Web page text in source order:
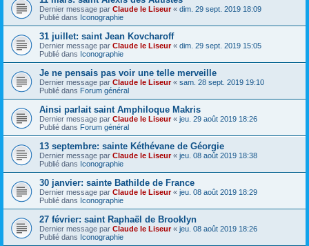
Dernier message par Claude le Liseur« dim. 29 sept. 2019 18:09
Publié dans Iconographie
31 juillet: saint Jean Kovcharoff
Dernier message par Claude le Liseur« dim. 29 sept. 2019 15:05
Publié dans Iconographie
Je ne pensais pas voir une telle merveille
Dernier message par Claude le Liseur« sam. 28 sept. 2019 19:10
Publié dans Forum général
Ainsi parlait saint Amphiloque Makris
Dernier message par Claude le Liseur« jeu. 29 août 2019 18:26
Publié dans Forum général
13 septembre: sainte Kéthévane de Géorgie
Dernier message par Claude le Liseur« jeu. 08 août 2019 18:38
Publié dans Iconographie
30 janvier: sainte Bathilde de France
Dernier message par Claude le Liseur« jeu. 08 août 2019 18:29
Publié dans Iconographie
27 février: saint Raphaël de Brooklyn
Dernier message par Claude le Liseur« jeu. 08 août 2019 18:26
Publié dans Iconographie